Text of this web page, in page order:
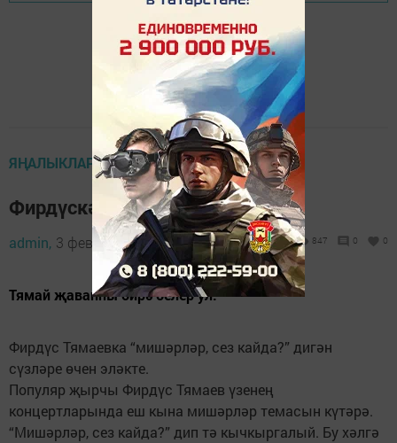
ЯҢАЛЫКЛАР ТАСМАСЫ
Фирдүскә тагын эләкте
admin, 3 февраль 2021 - 18:34 847 0 0
Тямай җавапны бирә белер ул.
Фирдүс Тямаевка “мишәрләр, сез кайда?” дигән
сүзләре өчен эләкте.
Популяр җырчы Фирдүс Тямаев үзенең
концертларында еш кына мишәрләр темасын күтәрә.
“Мишәрләр, сез кайда?” дип тә кычкыргалый. Бу хәлгә